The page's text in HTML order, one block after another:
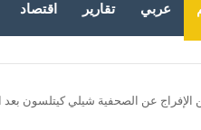
عربي تقارير اقتصاد
عن الصحفية شيلي كيتلسون بعد